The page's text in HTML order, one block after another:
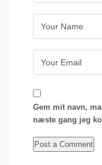
Gem mit navn,
næste gang jeg